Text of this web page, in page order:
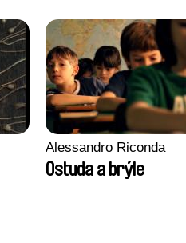
Alessandro Riconda
Ostuda a brýle